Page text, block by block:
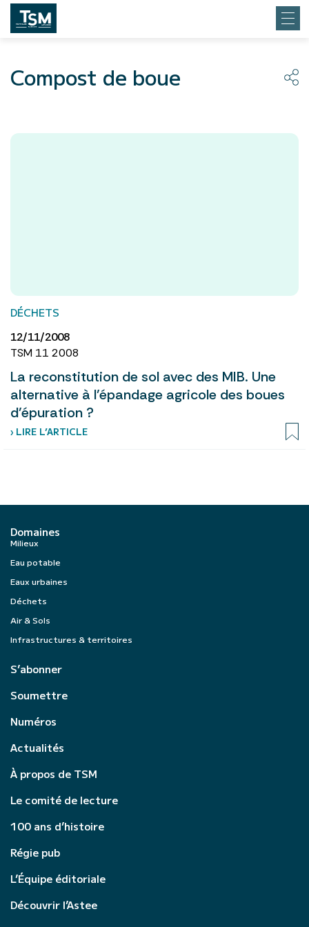
Compost de boue
DÉCHETS
12/11/2008
TSM 11 2008
La reconstitution de sol avec des MIB. Une
alternative à l’épandage agricole des boues
d’épuration ?
› LIRE L’ARTICLE
Domaines
Milieux
Eau potable
Eaux urbaines
Déchets
Air & Sols
Infrastructures & territoires
S’abonner
Soumettre
Numéros
Actualités
À propos de TSM
Le comité de lecture
100 ans d’histoire
Régie pub
L’Équipe éditoriale
Découvrir l’Astee